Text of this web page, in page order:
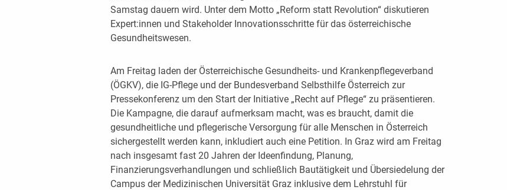
Samstag dauern wird. Unter dem Motto „Reform statt Revolution“ diskutieren
Expert:innen und Stakeholder Innovationsschritte für das österreichische
Gesundheitswesen.
Am Freitag laden der Österreichische Gesundheits- und Krankenpflegeverband
(ÖGKV), die IG-Pflege und der Bundesverband Selbsthilfe Österreich zur
Pressekonferenz um den Start der Initiative „Recht auf Pflege“ zu präsentieren.
Die Kampagne, die darauf aufmerksam macht, was es braucht, damit die
gesundheitliche und pflegerische Versorgung für alle Menschen in Österreich
sichergestellt werden kann, inkludiert auch eine Petition. In Graz wird am Freitag
nach insgesamt fast 20 Jahren der Ideenfindung, Planung,
Finanzierungsverhandlungen und schließlich Bautätigkeit und Übersiedelung der
Campus der Medizinischen Universität Graz inklusive dem Lehrstuhl für